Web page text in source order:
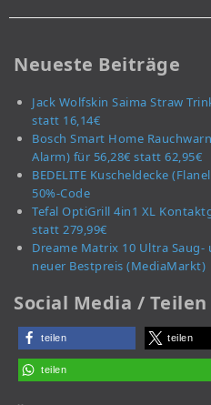
Neueste Beiträge
Jack Wolfskin Saima Straw
statt 16,14€
Bosch Smart Home
Alarm) für 56,28€ statt 62,95€
BEDELITE Kuscheldecke
50%-Code
Tefal OptiGrill 4in1 XL
statt 279,99€
Dreame Matrix 10 Ultra
neuer Bestpreis (MediaMarkt)
Social Media / Teilen
teilen teilen
teilen